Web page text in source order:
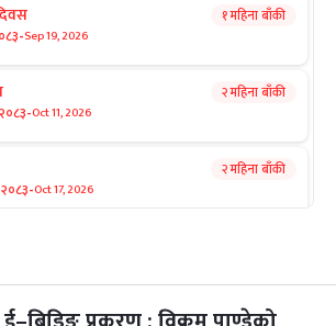
-Sep 19, 2026
१ महिना बाँकी
-Oct 11, 2026
२ महिना बाँकी
-Oct 17, 2026
२ महिना बाँकी